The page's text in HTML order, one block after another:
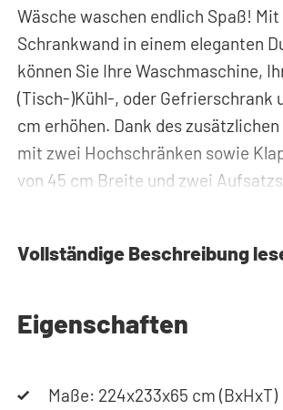
Wäsche waschen endlich Spaß!
Schrankwand in einem eleganten
können Sie Ihre Waschmaschine,
(Tisch-)Kühl-, oder Gefrierschrank
cm erhöhen. Dank des
mit zwei Hochschränken sowie
von 45 cm Breite und zwei
haben diese immer griffbereit.
versteckt. Somit sorgt der
Waschmaschinenschrank für einen
Vollständige Beschreibung
Eigenschaften
Maße: 224x233x65 cm (BxHxT)